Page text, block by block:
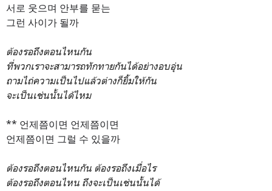
서로 웃으며 안부를 묻는
그런 사이가 될까
ต้องรอถึงตอนไหนกัน
ที่พวกเราจะสามารถทักทายกันได้อย่างอบอุ่น
ถามไถ่ความเป็นไปแล้วต่างก็ยิ้มให้กัน
จะเป็นเช่นนั้นได้ไหม
** 언제쯤이면 언제쯤이면
언제쯤이면 그럴 수 있을까
ต้องรอถึงตอนไหนกัน ต้องรอถึงเมื่อไร
ต้องรอถึงตอนไหน ถึงจะเป็นเช่นนั้นได้